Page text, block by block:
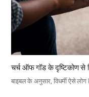
चर्च ऑफ गॉड के दृष्टिकोण से
बाइबल के अनुसार, विधर्मी ऐसे